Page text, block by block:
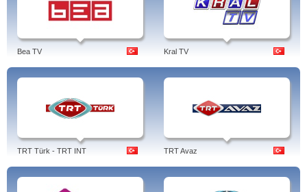
Bea TV Kral TV
TRT Türk - TRT INT TRT Avaz